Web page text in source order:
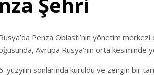
Penza Oblastı’nın yönetim
Avrupa Rusya’nın orta kesiminde
yüzyılın sonlarında kuruldu ve zengin bir